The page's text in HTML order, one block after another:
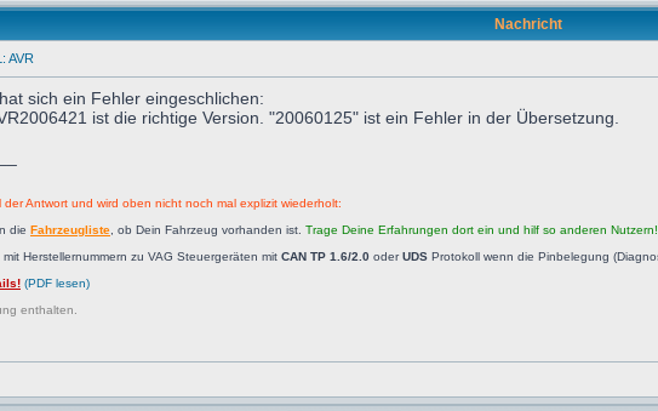
Nachricht
AVR
sich ein Fehler eingeschlichen:
ist die richtige Version. "20060125" ist ein Fehler in der Übersetzung.
der Antwort und wird oben nicht noch mal explizit wiederholt:
die Fahrzeugliste , ob Dein Fahrzeug vorhanden ist. Trage Deine Erfahrungen dort ein und hilf so anderen Nutzern!
mit Herstellernummern zu VAG Steuergeräten mit CAN TP 1.6/2.0 oderUDS Protokoll wenn die Pinbelegung
(PDF lesen)
enthalten.